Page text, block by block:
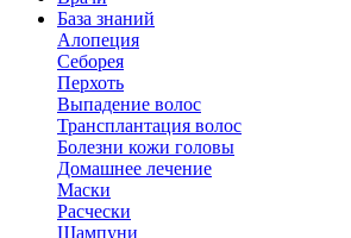
База знаний
Алопеция
Себорея
Перхоть
Выпадение волос
Трансплантация волос
Болезни кожи головы
Домашнее лечение
Маски
Расчески
Шампуни